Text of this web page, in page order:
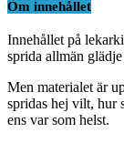
Om innehållet
Innehållet på
sprida allmän
Men materialet är
spridas hej vilt, hur
ens var som helst.